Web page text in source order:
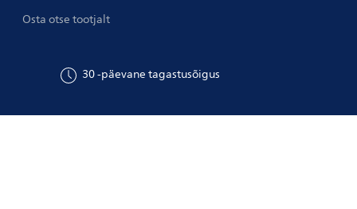
Osta otse tootjalt
30-päevane tagastusõigus